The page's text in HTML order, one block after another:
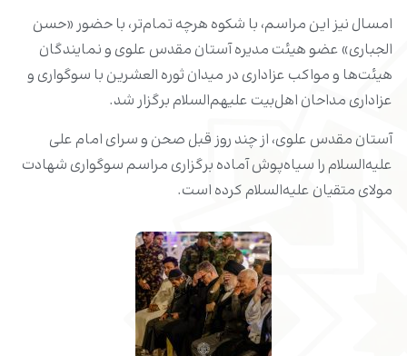
امسال نیز این مراسم، با شکوه هرچه تمام‌تر، با حضور «حسن
الجباری» عضو هیئت مدیره آستان مقدس علوی و نمایندگان
هیئت‌ها و مواکب عزاداری در میدان ثوره العشرین با سوگواری و
عزاداری مداحان اهل‌بیت علیهم‌السلام برگزار شد.
آستان مقدس علوی، از چند روز قبل صحن و سرای امام علی
علیه‌السلام را سیاه‌پوش آماده برگزاری مراسم سوگواری شهادت
مولای متقیان علیه‌السلام کرده است.